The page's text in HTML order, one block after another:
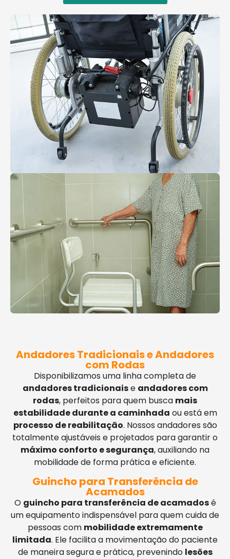
Andadores Tradicionais e Andadores
com Rodas
Disponibilizamos uma linha completa de
andadores tradicionaise andadores com
rodas, perfeitos para quem busca mais
estabilidade durante a caminhada ou está em
processo de reabilitação. Nossos andadores são
totalmente ajustáveis e projetados para garantir o
máximo conforto e segurança, auxiliando na
mobilidade de forma prática e eficiente.
Guincho para Transferência de
Acamados
O guincho para transferência de acamadosé
um equipamento indispensável para quem cuida de
pessoas com mobilidade extremamente
limitada. Ele facilita a movimentação do paciente
de maneira segura e prática, prevenindo lesões